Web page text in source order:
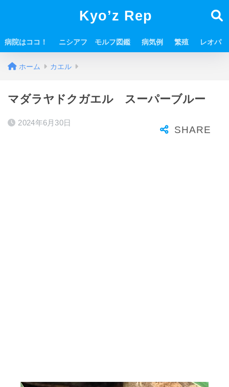
Kyo’z Rep
病院はココ！ ニシアフ モルフ図鑑 病気例 繁殖 レオパ
ホーム カエル
マダラヤドクガエル スーパーブルー
2024年6月30日